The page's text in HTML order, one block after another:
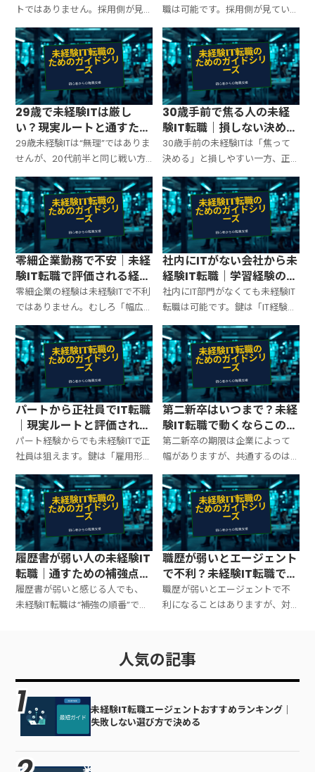
トではありません。採用側が見
ているのは「中退の理由」より、
①働く継続性 ②学習の再現性 ③
最低限の対人・報連相です。面接
で詰まらない説明テンプレと、書
類で通す補強点をまとめます。
職は可能です。採用側が見ている
のは学歴より「継続性」「学習
の再現性」「チーム適応」。入
口職種の選び方と、書類・面接で
不利を消すテンプレをまとめま
す。
29歳で未経験ITは厳し
い？現実ルートと通すため
の準備
29歳未経験ITは“無理”ではありま
せんが、20代前半と同じ戦い方
だと負けます。鍵は①入口職種で
実務を作る ②前職経験をITの言
葉に変換 ③学習の再現性を証拠
で見せる。現実的なルートと書
類・面接の型をまとめます。
30歳手前で焦る人の未経
験IT転職｜損しない決め方
と動き方
30歳手前の未経験ITは「焦って
決める」と損しやすい一方、正
しい順番なら十分に間に合いま
す。鍵は①入口職種で実務経験を
作る ②前職をITの言葉に変換 ③
学習の再現性を証拠で見せる。
焦りを判断に変える型をまとめ
ます。
零細企業勤務で不安｜未経
験IT転職で評価される経験
の切り出し方
零細企業の経験は未経験ITで不利
ではありません。むしろ「幅広
く回した」「人がいない前提で
工夫した」は強みになります。鍵
は“何でも屋”を、運用・改善・調
整の再現性として言語化するこ
と。書類・面接の型をまとめま
す。
社内にITがない会社から未
経験IT転職｜学習経験の見
せ方と通し方
社内にIT部門がなくても未経験IT
転職は可能です。鍵は「IT経験が
ない」ではなく、業務の中で行
った改善・手順化・ツール活用
を“再現性”として出すこと。学習
の見せ方と書類・面接テンプレ
をまとめます。
パートから正社員でIT転職
｜現実ルートと評価される
準備
パート経験からでも未経験ITで正
社員は狙えます。鍵は「雇用形
態」より、継続性・学習の再現
性・現場で回る力。入口職種の
選び方と、書類・面接で通すテン
プレをまとめます。
第二新卒はいつまで？未経
験IT転職で動くならこの順
番
第二新卒の期限は企業によって
幅がありますが、共通するのは
「早いほど選択肢が増える」こ
と。焦って応募するより、①入口
職種を決める ②学習の再現性を
証拠化 ③退職・転職の順番を整
えるのが安全です。動き方の型を
まとめます。
履歴書が弱い人の未経験IT
転職｜通すための補強点と
書き方
履歴書が弱いと感じる人でも、
未経験IT転職は“補強の順番”で通
③学習の再現性を証拠化。書類
で足切りされない構造とテンプ
レをまとめます。
職歴が弱いとエージェント
で不利？未経験IT転職での
対処法
職歴が弱いとエージェントで不
利になることはありますが、対
③学習の再現性を証拠化 ④“紹介
される側”から“選ばれる側”へ情
報を揃えること。使い方のコツ
人気の記事
未経験IT転職エージェントおすすめランキング｜
失敗しない選び方で決める